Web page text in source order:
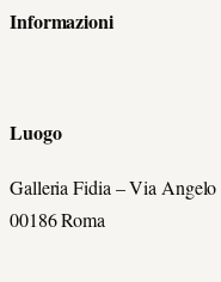
Informazioni
Luogo
Galleria Fidia – Via
00186 Roma